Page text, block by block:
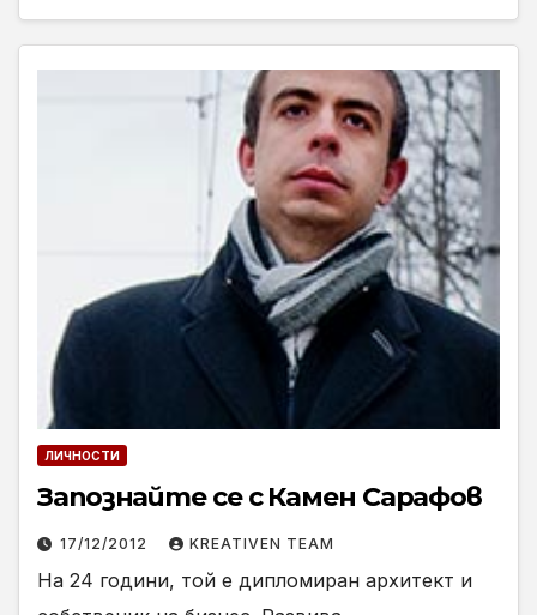
ЛИЧНОСТИ
Запознайте се с Камен Сарафов
17/12/2012 KREATIVEN TEAM
На 24 години, той е дипломиран архитект и